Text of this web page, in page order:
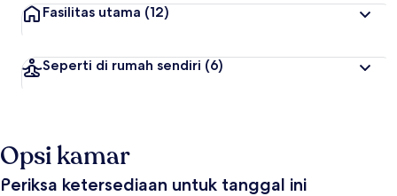
Fasilitas utama (12)
Seperti di rumah sendiri (6)
Opsi kamar
Periksa ketersediaan untuk tanggal ini